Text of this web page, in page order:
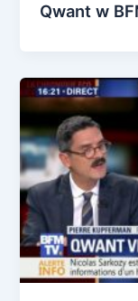
Qwant w